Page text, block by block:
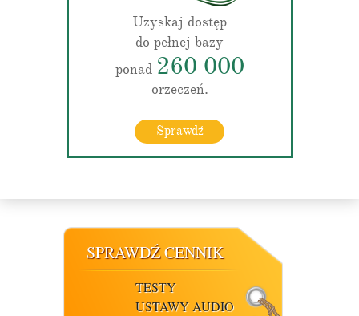
Uzyskaj dostęp
do pełnej bazy
ponad 260 000
orzeczeń.
Sprawdź
SPRAWDŹ CENNIK
TESTY
USTAWY AUDIO